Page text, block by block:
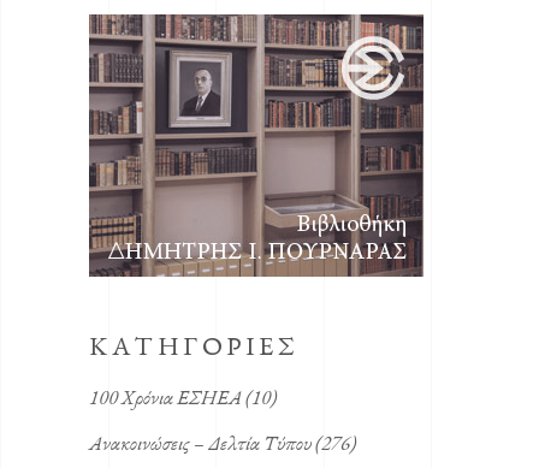
KΑΤΗΓΟΡΙΕΣ
100 Χρόνια ΕΣΗΕΑ(10)
Ανακοινώσεις – Δελτία Τύπου(276)